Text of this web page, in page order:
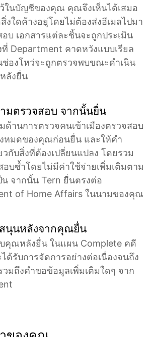
ในบัญชีของคุณ คุณจึงเห็นได้เสมอ
สิ่งใดค้างอยู่โดยไม่ต้องส่งอีเมลไปมา
อบ เอกสารแต่ละชิ้นจะถูกประเมิน
ที่ Department คาดหวังแบบเรียล
องโหว่จะถูกตรวจพบขณะดำเนิน
ลังยื่น
มตรวจสอบ จากนั้นยื่น
ด้านการตรวจคนเข้าเมืองตรวจสอบ
หมดของคุณก่อนยื่น และให้คำ
วกับสิ่งที่ต้องเปลี่ยนแปลง โดยรวม
อบซ้ำโดยไม่มีค่าใช้จ่ายเพิ่มเติมตาม
น จากนั้น Tern ยื่นตรงต่อ
of Home Affairs ในนามของคุณ
นุนหลังจากคุณยื่น
คุณหลังยื่น ในแผน Complete คดี
ด้รับการจัดการอย่างต่อเนื่องจนถึง
มถึงคำขอข้อมูลเพิ่มเติมใดๆ จาก